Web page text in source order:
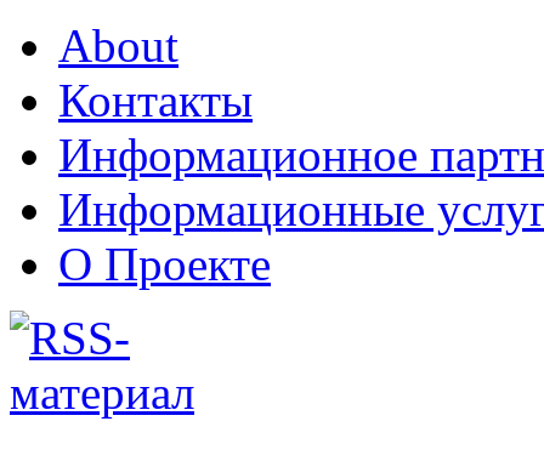
About
Контакты
Информационное
Информационные
О Проекте